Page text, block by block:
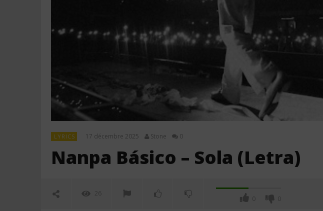
LYRICS 17 décembre 2025 Stone 0
Nanpa Básico – Sola (Letra)
26
0 0